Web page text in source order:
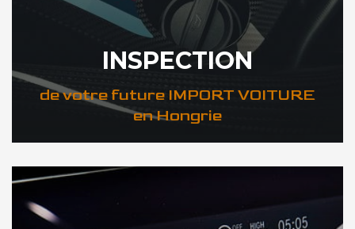
INSPECTION
de votre future IMPORT VOITURE
en Hongrie